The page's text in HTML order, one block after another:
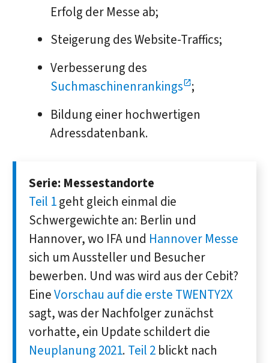
Erfolg der Messe ab;
Steigerung des Website-Traffics;
Verbesserung des
Suchmaschinenrankings ;
Bildung einer hochwertigen
Adressdatenbank.
Serie: Messestandorte
Teil 1geht gleich einmal die
Schwergewichte an: Berlin und
Hannover, wo IFA und Hannover Messe
sich um Aussteller und Besucher
bewerben. Und was wird aus der Cebit?
EineVorschau auf die erste TWENTY2X
sagt, was der Nachfolger zunächst
vorhatte, ein Update schildert die
Neuplanung 2021. Teil 2 blickt nach